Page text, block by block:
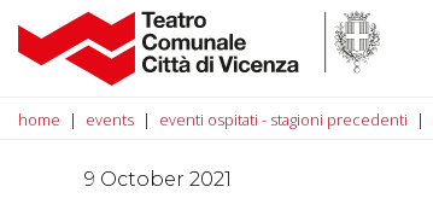
home events eventi ospitati - stagioni precedenti
9 October 2021